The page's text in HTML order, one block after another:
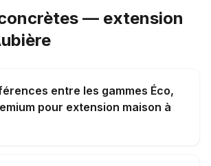
— extension
entre les gammes Éco,
pour extension maison à